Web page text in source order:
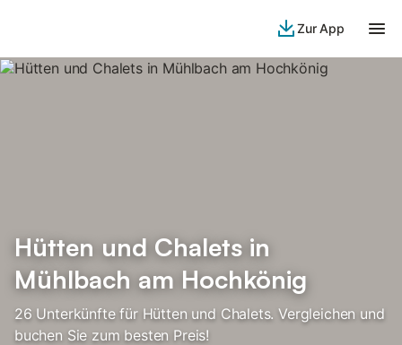
Zur App
Hütten und Chalets in
Mühlbach am Hochkönig
26 Unterkünfte für Hütten und Chalets. Vergleichen und
buchen Sie zum besten Preis!